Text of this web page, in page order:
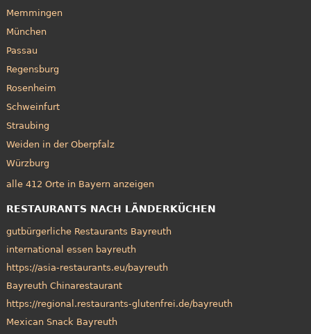
Memmingen
München
Passau
Regensburg
Rosenheim
Schweinfurt
Straubing
Weiden in der Oberpfalz
Würzburg
alle 412 Orte in Bayern anzeigen
RESTAURANTS NACH LÄNDERKÜCHEN
gutbürgerliche Restaurants Bayreuth
international essen bayreuth
https://asia-restaurants.eu/bayreuth
Bayreuth Chinarestaurant
https://regional.restaurants-glutenfrei.de/bayreuth
Mexican Snack Bayreuth